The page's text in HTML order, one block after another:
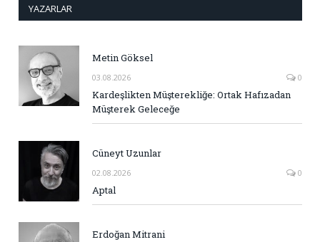
YAZARLAR
Metin Göksel
03.08.2026 0
Kardeşlikten Müşterekliğe: Ortak Hafızadan
Müşterek Geleceğe
Cüneyt Uzunlar
02.08.2026 0
Aptal
Erdoğan Mitrani